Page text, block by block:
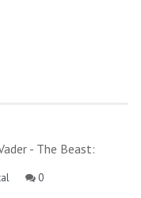
- The Beast:
0